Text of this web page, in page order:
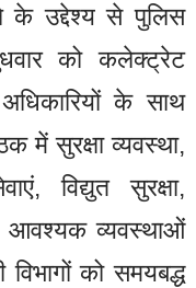
के उद्देश्य से पुलिस
को कलेक्ट्रेट
के साथ
में सुरक्षा व्यवस्था,
विद्युत सुरक्षा,
आवश्यक व्यवस्थाओं
को समयबद्ध